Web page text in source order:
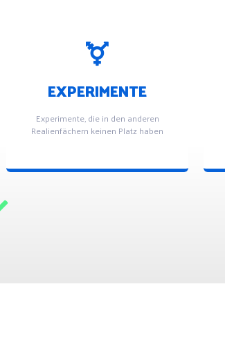
EXPERIMENTE
Experimente, die in den anderen
Realienfächern keinen Platz haben